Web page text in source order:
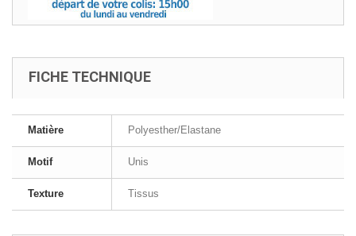
FICHE TECHNIQUE
Matière Polyesther/Elastane
Motif Unis
Texture Tissus